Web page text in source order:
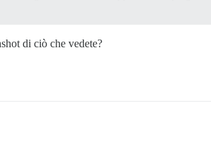
di ciò che vedete?